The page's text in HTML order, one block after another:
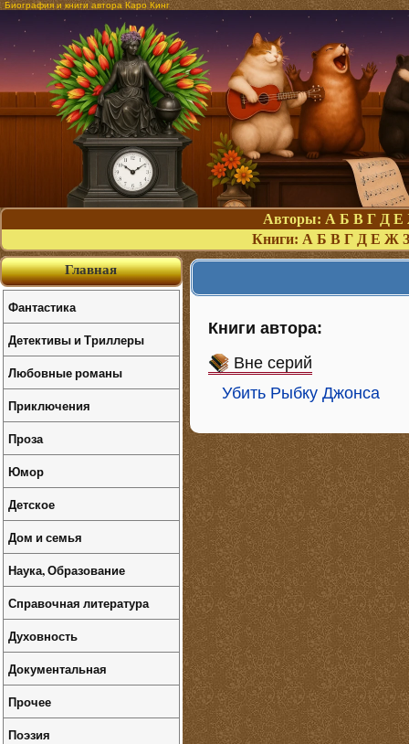
Биография и книги автора Каро Кинг
Авторы: А Б В Г Д Е
Книги: А Б В Г Д Е Ж З
Книги автора:
Вне серий
Убить Рыбку Джонса
Главная
Фантастика
Детективы и Триллеры
Любовные романы
Приключения
Проза
Юмор
Детское
Дом и семья
Наука, Образование
Справочная литература
Духовность
Документальная
Прочее
Поэзия